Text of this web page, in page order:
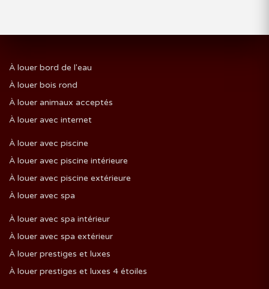
À louer bord de l'eau
À louer bois rond
À louer animaux acceptés
À louer avec internet
À louer avec piscine
À louer avec piscine intérieure
À louer avec piscine extérieure
À louer avec spa
À louer avec spa intérieur
À louer avec spa extérieur
À louer prestiges et luxes
À louer prestiges et luxes 4 étoiles